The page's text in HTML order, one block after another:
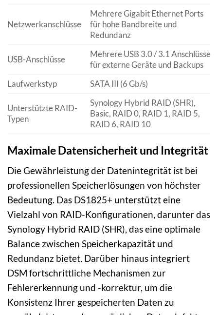
Netzwerkanschlüsse
Mehrere Gigabit Ethernet Ports
für hohe Bandbreite und
Redundanz
USB-Anschlüsse
Mehrere USB 3.0 / 3.1 Anschlüsse
für externe Geräte und Backups
Laufwerkstyp
SATA III (6 Gb/s)
Unterstützte RAID-
Typen
Synology Hybrid RAID (SHR),
Basic, RAID 0, RAID 1, RAID 5,
RAID 6, RAID 10
Maximale Datensicherheit und Integrität
Die Gewährleistung der Datenintegrität ist bei
professionellen Speicherlösungen von höchster
Bedeutung. Das DS1825+ unterstützt eine
Vielzahl von RAID-Konfigurationen, darunter das
Synology Hybrid RAID (SHR), das eine optimale
Balance zwischen Speicherkapazität und
Redundanz bietet. Darüber hinaus integriert
DSM fortschrittliche Mechanismen zur
Fehlererkennung und -korrektur, um die
Konsistenz Ihrer gespeicherten Daten zu